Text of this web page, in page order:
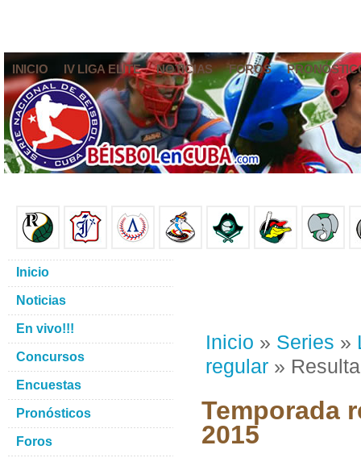
INICIO IV LIGA ELITE NOTICIAS FOROS
Inicio » Series »
regular »
Temporada
2015
Inicio
Noticias
En vivo!!!
Concursos
Encuestas
Pronósticos
Foros